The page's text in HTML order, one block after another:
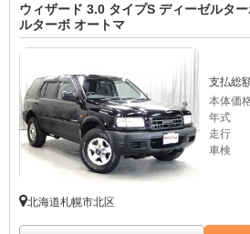
ウィザード 3.0 タイプS ディーゼルタ
ルターボ オートマ
支払総
本体価
年式
走行
車検
北海道札幌市北区